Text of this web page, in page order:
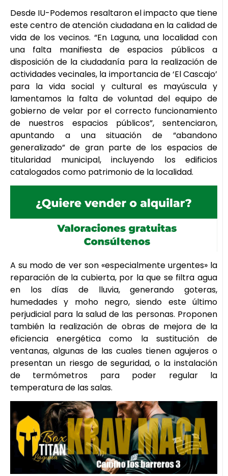
Desde IU-Podemos resaltaron el impacto que tiene
este centro de atención ciudadana en la calidad de
vida de los vecinos. “En Laguna, una localidad con
una falta manifiesta de espacios públicos a
disposición de la ciudadanía para la realización de
actividades vecinales, la importancia de ‘El Cascajo’
para la vida social y cultural es mayúscula y
lamentamos la falta de voluntad del equipo de
gobierno de velar por el correcto funcionamiento
de nuestros espacios públicos”, sentenciaron,
apuntando a una situación de “abandono
generalizado” de gran parte de los espacios de
titularidad municipal, incluyendo los edificios
catalogados como patrimonio de la localidad.
A su modo de ver son «especialmente urgentes» la
reparación de la cubierta, por la que se filtra agua
en los días de lluvia, generando goteras,
humedades y moho negro, siendo este último
perjudicial para la salud de las personas. Proponen
también la realización de obras de mejora de la
eficiencia energética como la sustitución de
ventanas, algunas de las cuales tienen agujeros o
presentan un riesgo de seguridad, o la instalación
de termómetros para poder regular la
temperatura de las salas.